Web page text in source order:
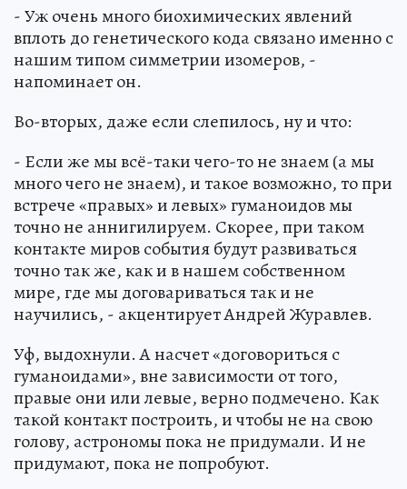
- Уж очень много биохимических явлений
вплоть до генетического кода связано именно с
нашим типом симметрии изомеров, -
напоминает он.
Во-вторых, даже если слепилось, ну и что:
- Если же мы всё-таки чего-то не знаем (а мы
много чего не знаем), и такое возможно, то при
встрече «правых» и левых» гуманоидов мы
точно не аннигилируем. Скорее, при таком
контакте миров события будут развиваться
точно так же, как и в нашем собственном
мире, где мы договариваться так и не
научились, - акцентирует Андрей Журавлев.
Уф, выдохнули. А насчет «договориться с
гуманоидами», вне зависимости от того,
правые они или левые, верно подмечено. Как
такой контакт построить, и чтобы не на свою
голову, астрономы пока не придумали. И не
придумают, пока не попробуют.